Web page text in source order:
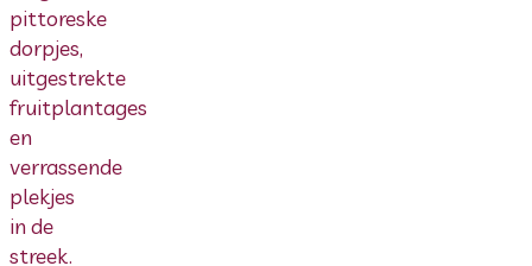
pittoreske
dorpjes,
uitgestrekte
fruitplantages
en
verrassende
plekjes
in de
streek.